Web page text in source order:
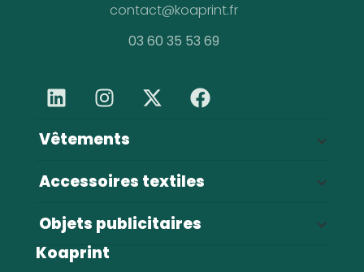
contact@koaprint.fr
03 60 35 53 69
Vêtements
Vestes
T-shirts 47
Pantalons
Polos
Accessoires textiles
Sacs & bagagerie
Casquettes
Serviettes
Objets publicitaires
Stylos 54
Koaprint